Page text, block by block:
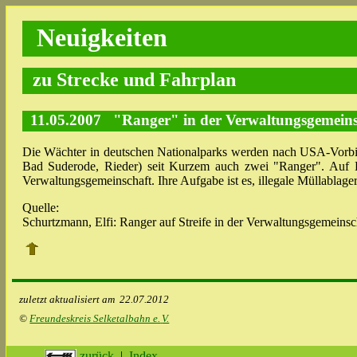
Neuigkeiten
zu Strecke und Fahrplan
11.05.2007 "Ranger" in der
Die Wächter in deutschen Nationalparks werden nach USA-
Bad Suderode, Rieder) seit Kurzem auch zwei "Ranger".
Verwaltungsgemeinschaft. Ihre Aufgabe ist es, illegale
Quelle:
Schurtzmann, Elfi: Ranger auf Streife in der
zuletzt aktualisiert am22.07.2012
©Freundeskreis Selketalbahn e. V.